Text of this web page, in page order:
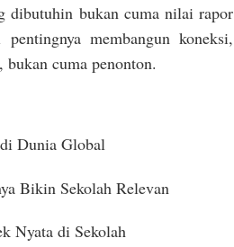
dibutuhin bukan cuma nilai rapor
membangun koneksi,
bukan cuma penonton.
Dunia Global
Bikin Sekolah Relevan
Nyata di Sekolah